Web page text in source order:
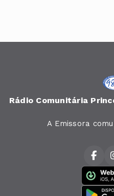
Rádio Comunitária
A Emissora